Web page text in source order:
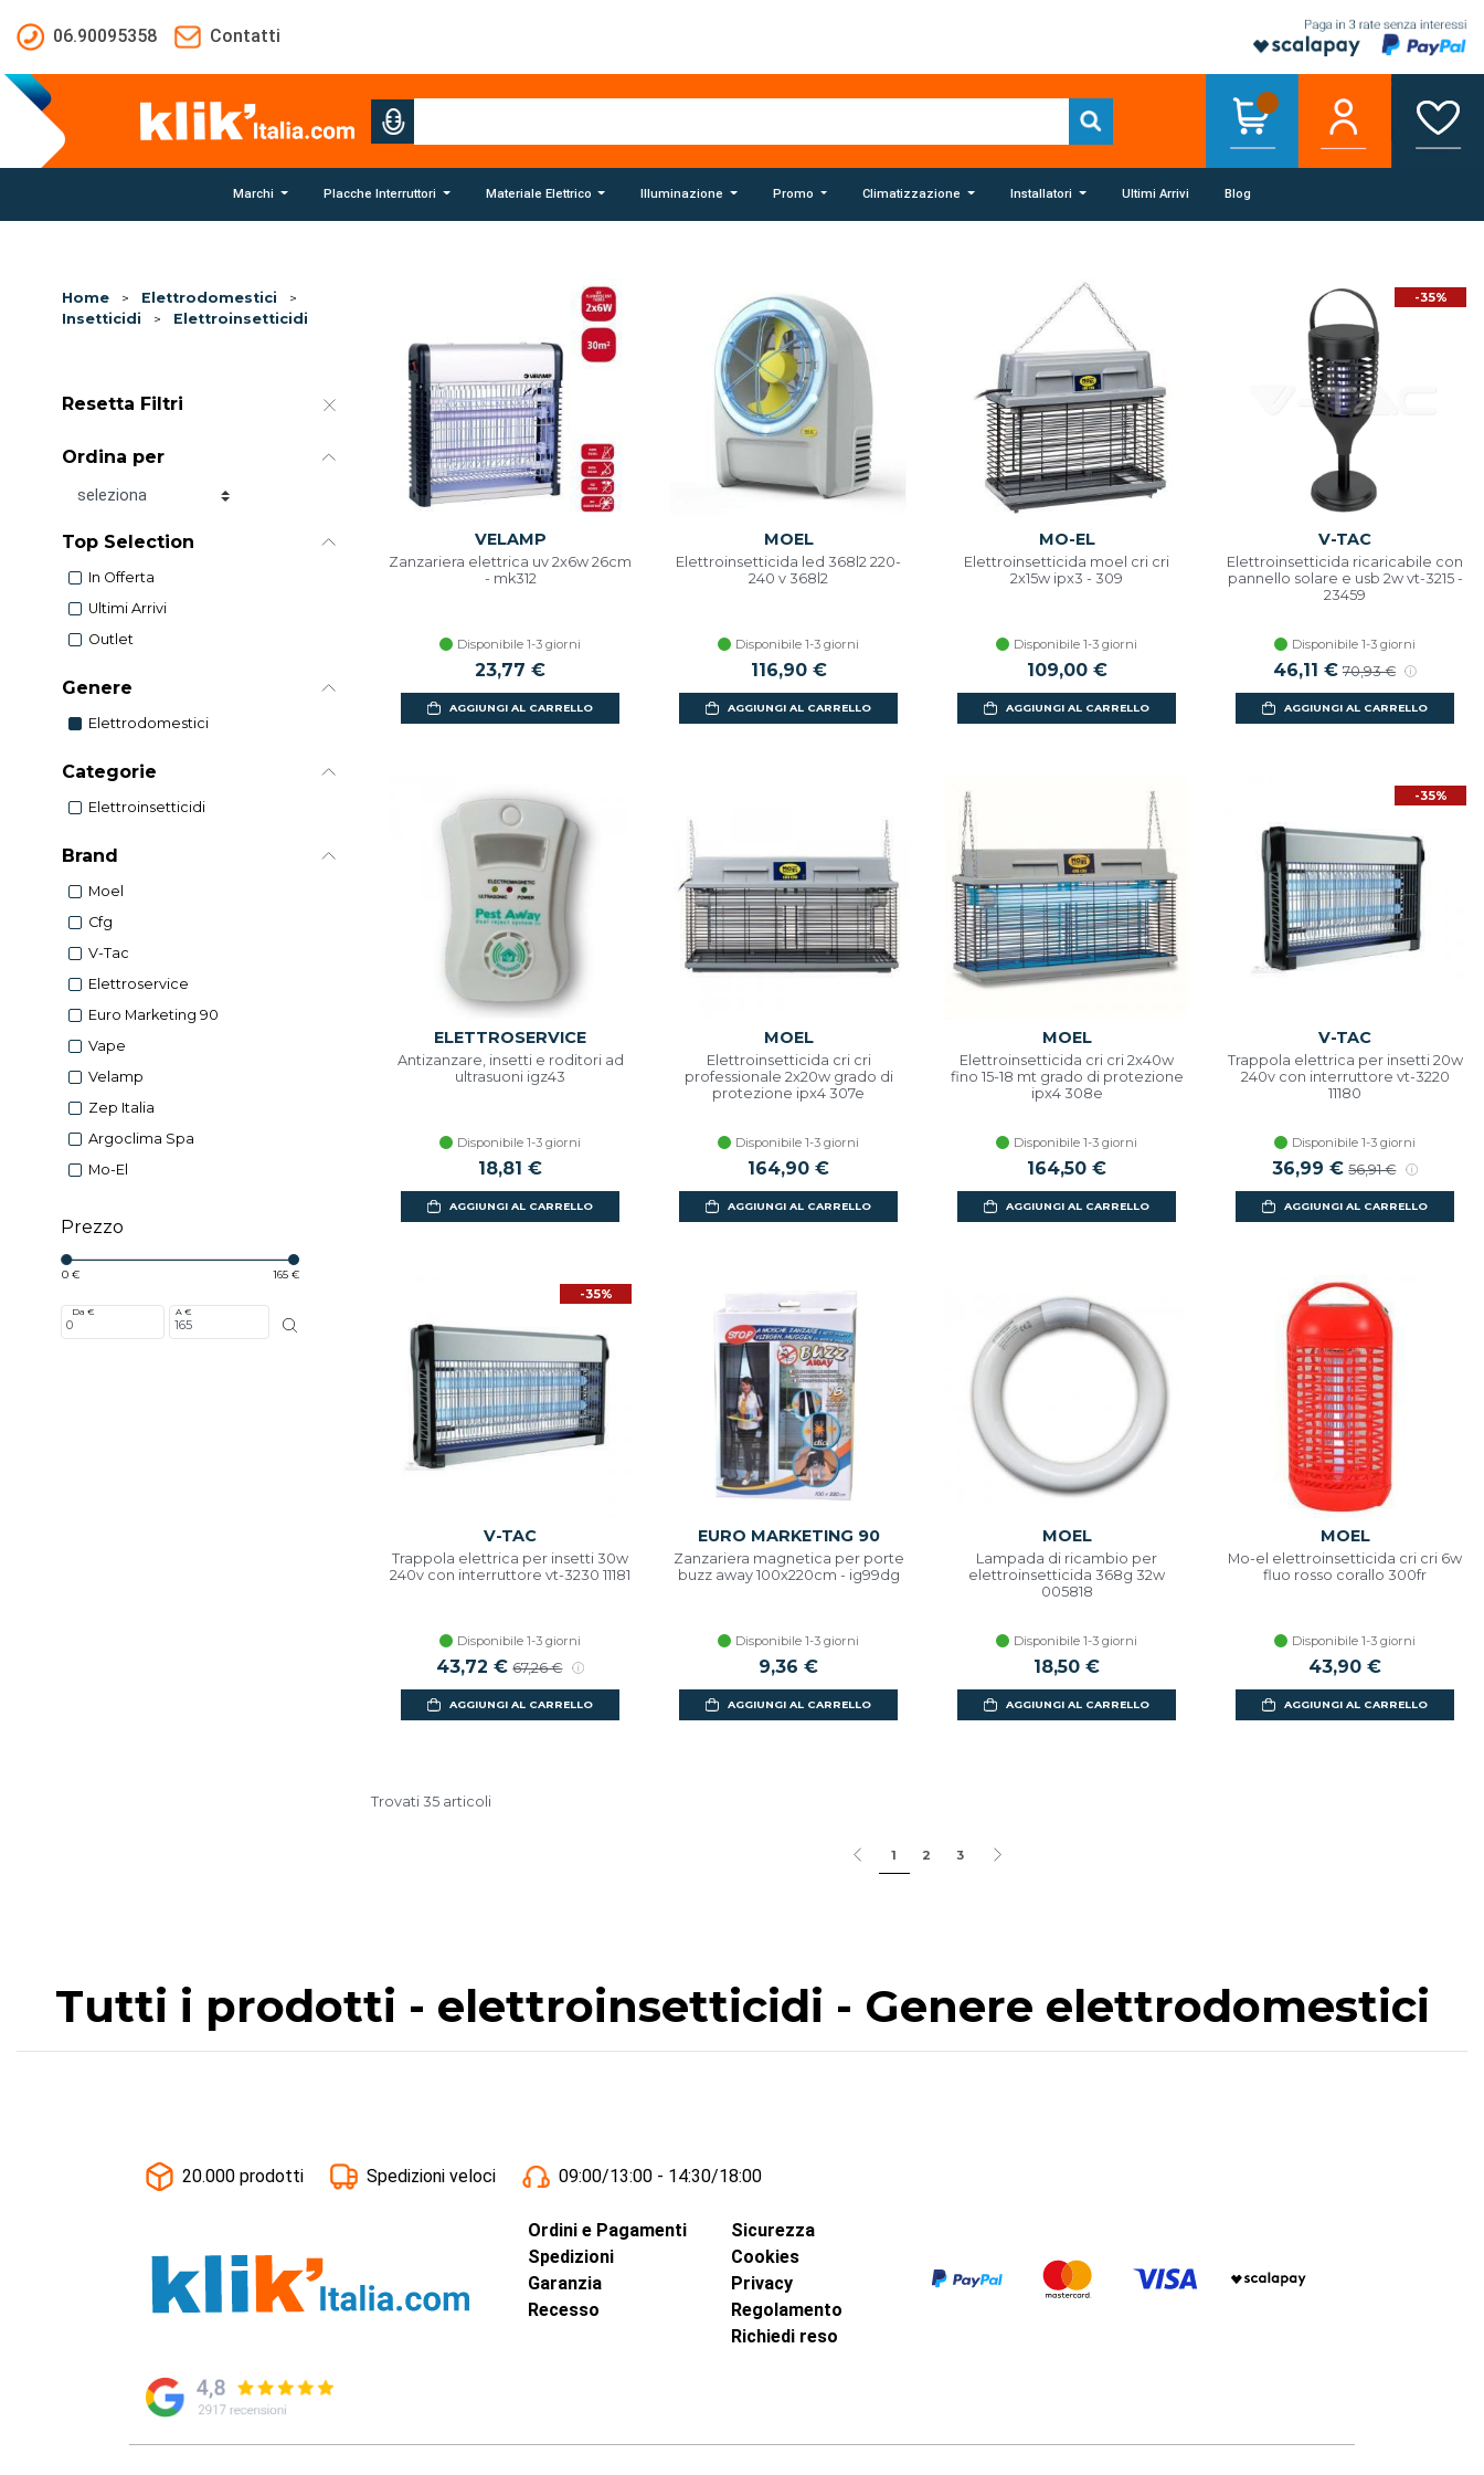
06.90095358
Contatti
Marchi Placche Interruttori Materiale Elettrico Illuminazione Promo Climatizzazione Installatori Ultimi Arrivi Blog
Home > Elettrodomestici
>
Insetticidi
> Elettroinsetticidi
Resetta Filtri
Ordina per
Ordina per
Top Selection
In Offerta
Ultimi Arrivi
Outlet
Genere
Elettrodomestici
Categorie
Elettroinsetticidi
Brand
Moel
Cfg
V-Tac
Elettroservice
Euro Marketing 90
Vape
Velamp
Zep Italia
Argoclima Spa
Mo-El
Prezzo
0 € 165 €
Da € A €
VELAMP
Zanzariera elettrica uv 2x6w 26cm
- mk312
Disponibile 1-3 giorni
23,77 €
AGGIUNGI AL CARRELLO
MOEL
Elettroinsetticida led 368l2 220-
240 v 368l2
Disponibile 1-3 giorni
116,90 €
AGGIUNGI AL CARRELLO
MO-EL
Elettroinsetticida moel cri cri
2x15w ipx3 - 309
Disponibile 1-3 giorni
109,00 €
AGGIUNGI AL CARRELLO
-35%
V-TAC
Elettroinsetticida ricaricabile con
pannello solare e usb 2w vt-3215 -
23459
Disponibile 1-3 giorni
Prezzo scontato
46,11 € Prezzo di listino
70,93 €
AGGIUNGI AL CARRELLO
ELETTROSERVICE
Antizanzare, insetti e roditori ad
ultrasuoni igz43
Disponibile 1-3 giorni
18,81 €
AGGIUNGI AL CARRELLO
MOEL
Elettroinsetticida cri cri
professionale 2x20w grado di
protezione ipx4 307e
Disponibile 1-3 giorni
164,90 €
AGGIUNGI AL CARRELLO
MOEL
Elettroinsetticida cri cri 2x40w
fino 15-18 mt grado di protezione
ipx4 308e
Disponibile 1-3 giorni
164,50 €
AGGIUNGI AL CARRELLO
-35%
V-TAC
Trappola elettrica per insetti 20w
240v con interruttore vt-3220
11180
Disponibile 1-3 giorni
Prezzo scontato
36,99 € Prezzo di listino
56,91 €
AGGIUNGI AL CARRELLO
-35%
V-TAC
Trappola elettrica per insetti 30w
240v con interruttore vt-3230 11181
Disponibile 1-3 giorni
Prezzo scontato
43,72 € Prezzo di listino
67,26 €
AGGIUNGI AL CARRELLO
EURO MARKETING 90
Zanzariera magnetica per porte
buzz away 100x220cm - ig99dg
Disponibile 1-3 giorni
9,36 €
AGGIUNGI AL CARRELLO
MOEL
Lampada di ricambio per
elettroinsetticida 368g 32w
005818
Disponibile 1-3 giorni
18,50 €
AGGIUNGI AL CARRELLO
MOEL
Mo-el elettroinsetticida cri cri 6w
fluo rosso corallo 300fr
Disponibile 1-3 giorni
43,90 €
AGGIUNGI AL CARRELLO
Trovati 35 articoli
1 2 3
Tutti i prodotti - elettroinsetticidi - Genere elettrodomestici
20.000 prodotti Spedizioni veloci 09:00/13:00 - 14:30/18:00
Ordini e Pagamenti
Spedizioni
Garanzia
Recesso
Sicurezza
Cookies
Privacy
Regolamento
Richiedi reso